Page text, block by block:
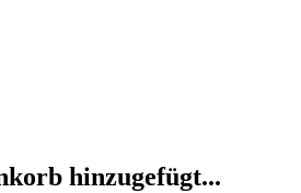
hinzugefügt...